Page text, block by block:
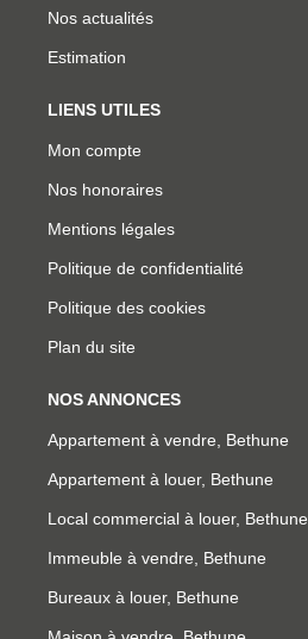
Nos actualités
Estimation
LIENS UTILES
Mon compte
Nos honoraires
Mentions légales
Politique de confidentialité
Politique des cookies
Plan du site
NOS ANNONCES
Appartement à vendre, Bethune
Appartement à louer, Bethune
Local commercial à louer, Bethune
Immeuble à vendre, Bethune
Bureaux à louer, Bethune